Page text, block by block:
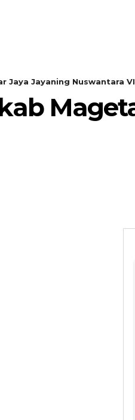
Jaya Jayaning Nuswantara VI